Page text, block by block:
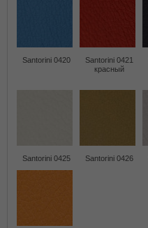
Santorini 0420
Santorini 0421
красный
Santorini 0425 Santorini 0426